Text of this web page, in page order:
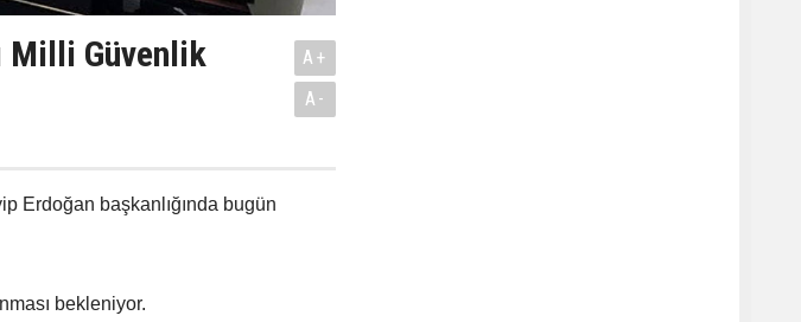
Milli Güvenlik
A+
A-
Erdoğan başkanlığında bugün
bekleniyor.